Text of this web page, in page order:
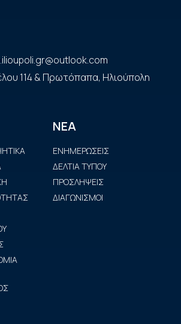
114 & Πρωτόπαπα, Ηλιούπολη
ΝΕΑ
ΕΝΗΜΕΡΩΣΕΙΣ
ΔΕΛΤΙΑ ΤΥΠΟΥ
ΠΡΟΣΛΗΨΕΙΣ
ΔΙΑΓΩΝΙΣΜΟΙ